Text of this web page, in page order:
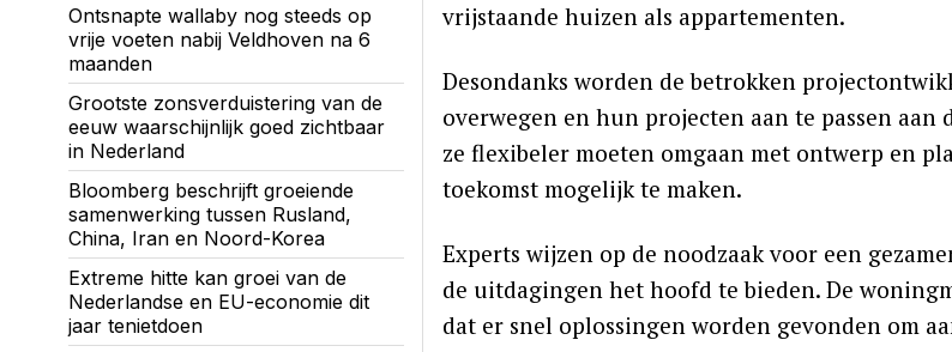
vrijstaande huizen als appartementen.
Desondanks worden de betrokken
overwegen en hun projecten aan te passen
ze flexibeler moeten omgaan met ontwerp en
toekomst mogelijk te maken.
Experts wijzen op de noodzaak voor een
de uitdagingen het hoofd te bieden. De
dat er snel oplossingen worden gevonden om
Ontsnapte wallaby nog steeds op
vrije voeten nabij Veldhoven na 6
maanden
Grootste zonsverduistering van de
eeuw waarschijnlijk goed zichtbaar
in Nederland
Bloomberg beschrijft groeiende
samenwerking tussen Rusland,
China, Iran en Noord-Korea
Extreme hitte kan groei van de
Nederlandse en EU-economie dit
jaar tenietdoen